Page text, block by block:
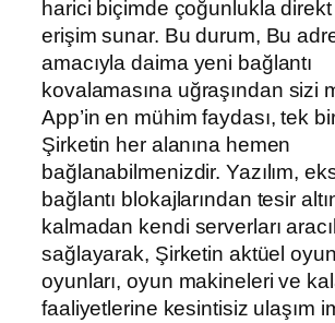
harici biçimde çoğunlukla
erişim sunar. Bu durum, Bu
amacıyla daima yeni bağlantı
kovalamasına uğraşından sizi
App’in en mühim faydası, tek
Şirketin her alanına hemen
bağlanabilmenizdir. Yazılım,
bağlantı blokajlarından tesir
kalmadan kendi serverları
sağlayarak, Şirketin aktüel
oyunları, oyun makineleri ve
faaliyetlerine kesintisiz ulaşım